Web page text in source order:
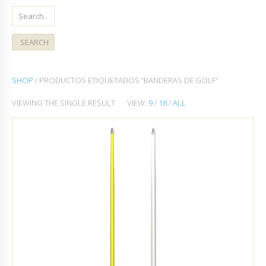
SHOP / PRODUCTOS ETIQUETADOS “BANDERAS DE GOLF”
VIEWING THE SINGLE RESULT VIEW: 9/ 18/ALL